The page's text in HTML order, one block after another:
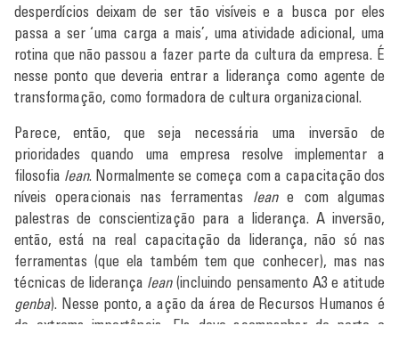
desperdícios deixam de ser tão visíveis e a busca por eles
passa a ser ‘uma carga a mais’, uma atividade adicional, uma
rotina que não passou a fazer parte da cultura da empresa. É
nesse ponto que deveria entrar a liderança como agente de
transformação, como formadora de cultura organizacional.
Parece, então, que seja necessária uma inversão de
prioridades quando uma empresa resolve implementar a
filosofia lean. Normalmente se começa com a capacitação dos
níveis operacionais nas ferramentas leane com algumas
palestras de conscientização para a liderança. A inversão,
então, está na real capacitação da liderança, não só nas
ferramentas (que ela também tem que conhecer), mas nas
técnicas de liderança lean(incluindo pensamento A3 e atitude
genba). Nesse ponto, a ação da área de Recursos Humanos é
de extrema importância. Ela deve acompanhar de perto o